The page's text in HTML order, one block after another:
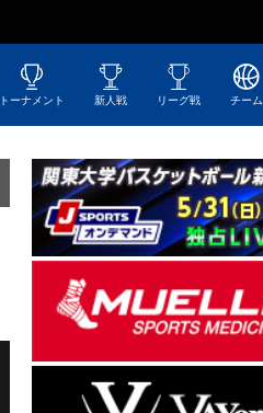
トーナメント 新人戦 リーグ戦 チーム